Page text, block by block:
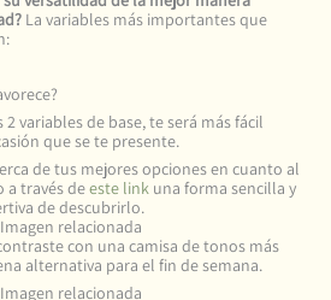
La variables más importantes que
variables de base, te será más fácil
que se te presente.
de tus mejores opciones en cuanto al
a través deeste link una forma sencilla y
de descubrirlo.
con una camisa de tonos más
alternativa para el fin de semana.